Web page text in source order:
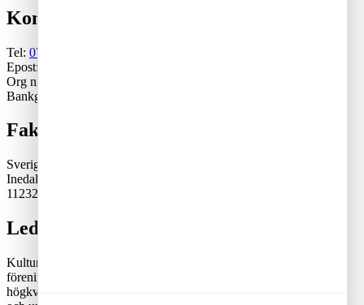
Kontakt
Tel: 070-671 79 46
Epost:
Org nr: 802402-2561
Bankgiro:5553-1339
Fakturaadress
Sveriges Kulturskoleråd
Inedalsgatan 15
11232 Stockholm
Lediga tjänster
Kulturskolerådet är en ideell, partipolitiskt och fackligt obunden
förening där kommuner samverkar för en tillgänglig och
högkvalitativ kulturskoleverksamhet. Rådets vision är att alla barn